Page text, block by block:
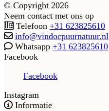
© Copyright 2026
Neem contact met ons op
Telefoon +31 623825610
info@vindocpuurnatuur.nl
Whatsapp +31 623825610
Facebook
Facebook
Instagram
Informatie